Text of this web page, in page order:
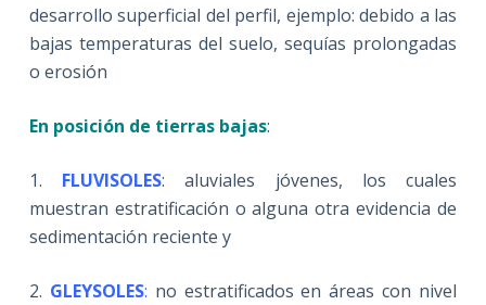
desarrollo superficial del perfil, ejemplo: debido a las
bajas temperaturas del suelo, sequías prolongadas
o erosión
En posición de tierras bajas:
1. FLUVISOLES: aluviales jóvenes, los cuales
muestran estratificación o alguna otra evidencia de
sedimentación reciente y
2. GLEYSOLES: no estratificados en áreas con nivel